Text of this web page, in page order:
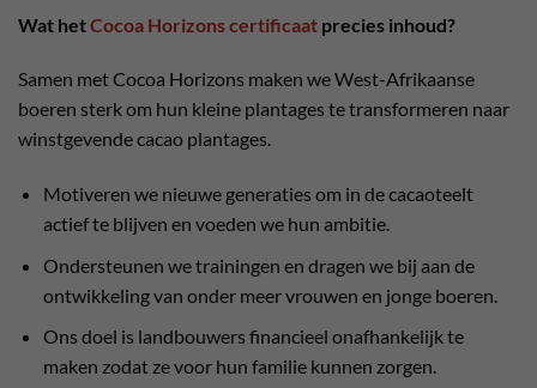
Wat hetCocoa Horizons certificaat precies inhoud?
Samen met Cocoa Horizons maken we West-Afrikaanse
boeren sterk om hun kleine plantages te transformeren naar
winstgevende cacao plantages.
Motiveren we nieuwe generaties om in de cacaoteelt
actief te blijven en voeden we hun ambitie.
Ondersteunen we trainingen en dragen we bij aan de
ontwikkeling van onder meer vrouwen en jonge boeren.
Ons doel is landbouwers financieel onafhankelijk te
maken zodat ze voor hun familie kunnen zorgen.